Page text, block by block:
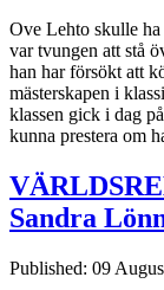
Ove Lehto skulle
var tvungen att stå
han har försökt att
mästerskapen i
klassen gick i dag
kunna prestera om
Sandra
Published: 09